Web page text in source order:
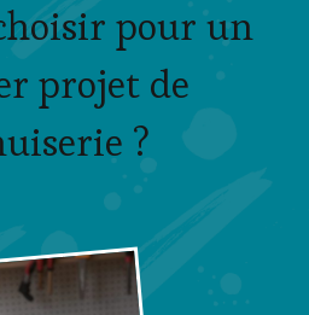
pour un
projet de
?